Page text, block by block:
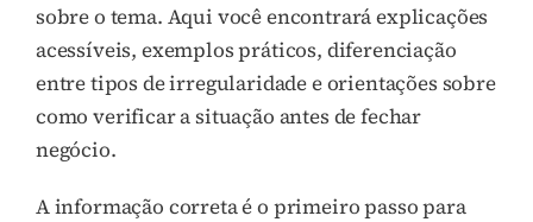
sobre o tema. Aqui você encontrará explicações
acessíveis, exemplos práticos, diferenciação
entre tipos de irregularidade e orientações sobre
como verificar a situação antes de fechar
negócio.
A informação correta é o primeiro passo para